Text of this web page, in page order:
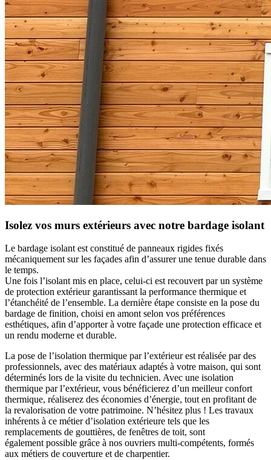
Isolez vos murs extérieurs avec notre bardage isolant
Le bardage isolant est constitué de panneaux rigides fixés
mécaniquement sur les façades afin d’assurer une tenue durable dans
le temps.
Une fois l’isolant mis en place, celui-ci est recouvert par un système
de protection extérieur garantissant la performance thermique et
l’étanchéité de l’ensemble. La dernière étape consiste en la pose du
bardage de finition, choisi en amont selon vos préférences
esthétiques, afin d’apporter à votre façade une protection efficace et
un rendu moderne et durable.
La pose de l’isolation thermique par l’extérieur est réalisée par des
professionnels, avec des matériaux adaptés à votre maison, qui sont
déterminés lors de la visite du technicien. Avec une isolation
thermique par l’extérieur, vous bénéficierez d’un meilleur confort
thermique, réaliserez des économies d’énergie, tout en profitant de
la revalorisation de votre patrimoine. N’hésitez plus ! Les travaux
inhérents à ce métier d’isolation extérieure tels que les
remplacements de gouttières, de fenêtres de toit, sont
également possible grâce à nos ouvriers multi-compétents, formés
aux métiers de couverture et de charpentier.